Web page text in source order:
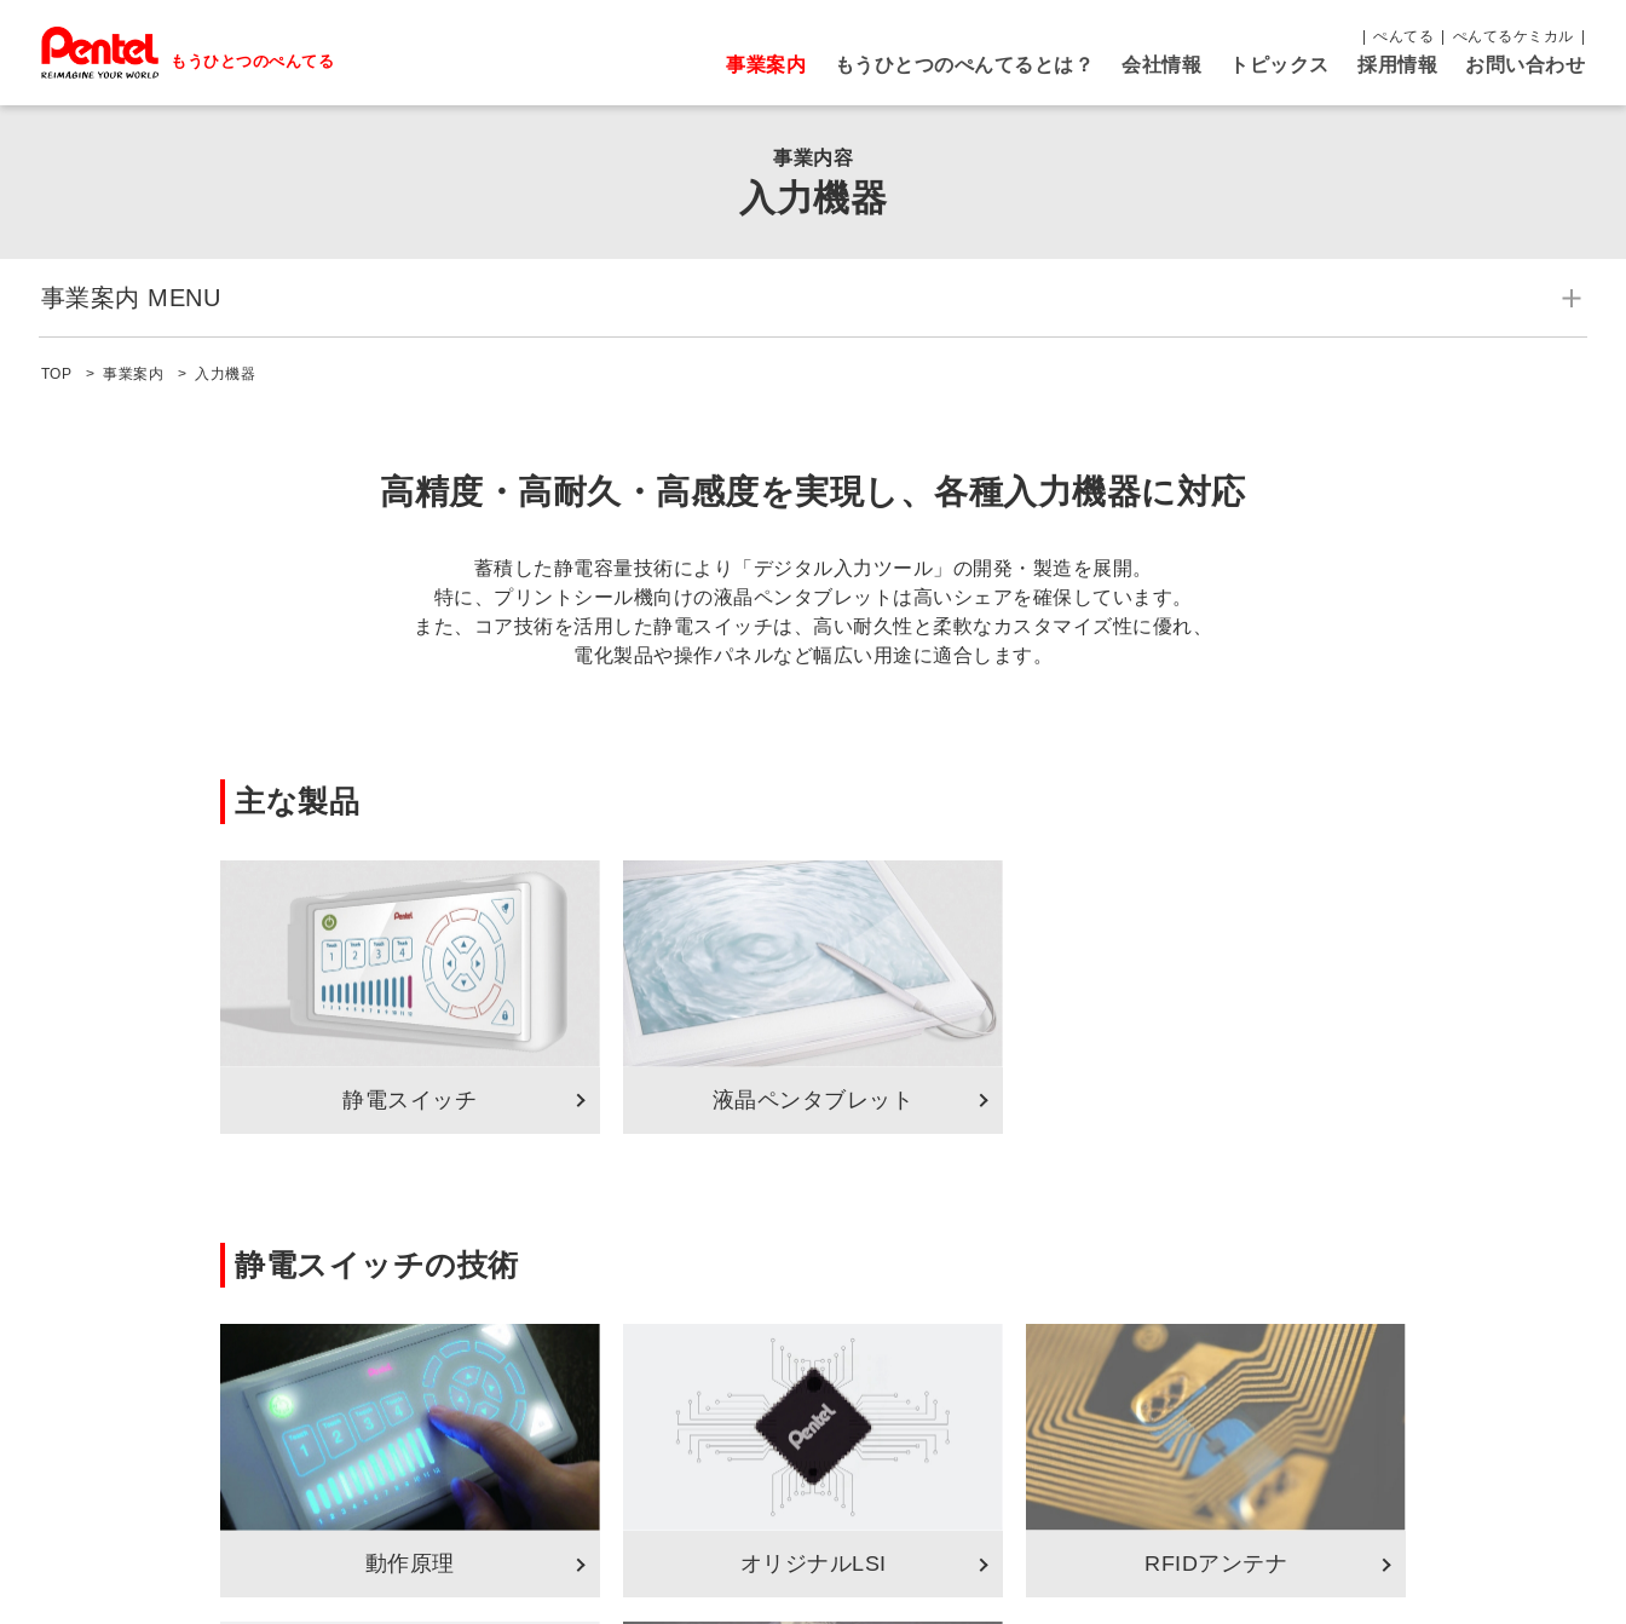
もうひとつのぺんてる
ぺんてる ぺんてるケミカル
事業案内 もうひとつのぺんてるとは？ 会社情報 トピックス 採用情報 お問い合わせ
事業内容
入力機器
事業案内 MENU
事業案内 一覧へ
TOP 事業案内 入力機器
高精度・高耐久・高感度を実現し、各種入力機器に対応
蓄積した静電容量技術により「デジタル入力ツール」の開発・製造を展開。
特に、プリントシール機向けの液晶ペンタブレットは高いシェアを確保しています。
また、コア技術を活用した静電スイッチは、高い耐久性と柔軟なカスタマイズ性に優れ、
電化製品や操作パネルなど幅広い用途に適合します。
主な製品
静電スイッチ 液晶ペンタブレット
静電スイッチの技術
動作原理 オリジナルLSI RFIDアンテナ